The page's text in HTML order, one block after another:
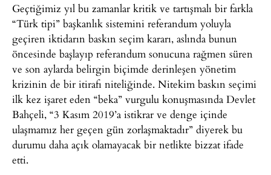
Geçtiğimiz yıl bu zamanlar kritik ve tartışmalı bir farkla
“Türk tipi” başkanlık sistemini referandum yoluyla
geçiren iktidarın baskın seçim kararı, aslında bunun
öncesinde başlayıp referandum sonucuna rağmen süren
ve son aylarda belirgin biçimde derinleşen yönetim
krizinin de bir itirafı niteliğinde. Nitekim baskın seçimi
ilk kez işaret eden “beka” vurgulu konuşmasında Devlet
Bahçeli, “3 Kasım 2019’a istikrar ve denge içinde
ulaşmamız her geçen gün zorlaşmaktadır” diyerek bu
durumu daha açık olamayacak bir netlikte bizzat ifade
etti.